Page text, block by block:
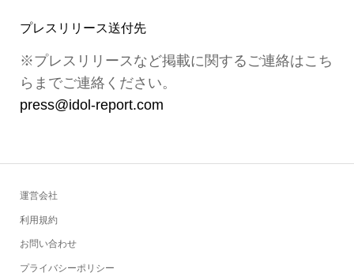
プレスリリース送付先
※プレスリリースなど掲載に関するご連絡はこち
らまでご連絡ください。
press@idol-report.com
運営会社
利用規約
お問い合わせ
プライバシーポリシー